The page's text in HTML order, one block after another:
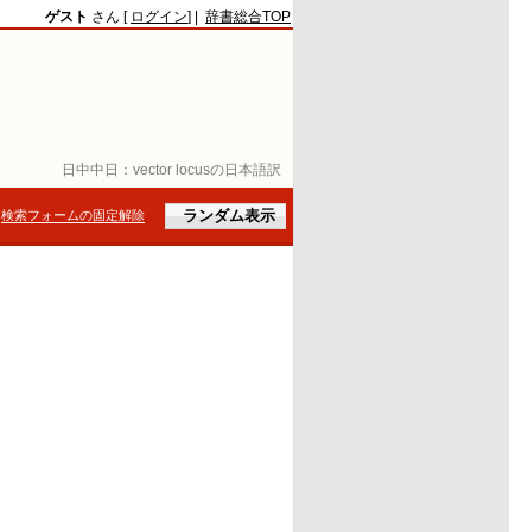
日中中日： vector locusの日本語訳
ゲスト さん [ ログイン] | 辞書総合TOP
検索フォームの固定解除